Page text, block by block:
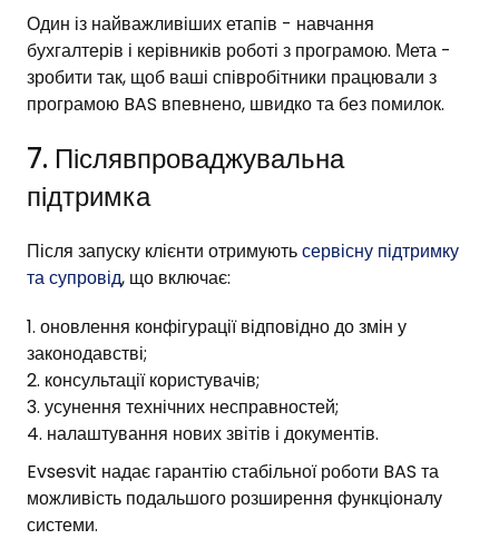
Один із найважливіших етапів - навчання
бухгалтерів і керівників роботі з програмою. Мета -
зробити так, щоб ваші співробітники працювали з
програмою BAS впевнено, швидко та без помилок.
7. Післявпроваджувальна
підтримка
Після запуску клієнти отримуютьсервісну підтримку
та супровід, що включає:
оновлення конфігурації відповідно до змін у
законодавстві;
консультації користувачів;
усунення технічних несправностей;
налаштування нових звітів і документів.
Evsesvit надає гарантію стабільної роботи BAS та
можливість подальшого розширення функціоналу
системи.